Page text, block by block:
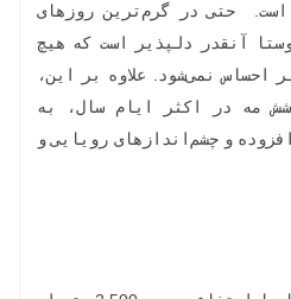
است. حتی در گرم‌ترین روزهای
آنقدر دلپذیر است که هیچ
احساس نمی‌شود. علاوه بر این،
مه در اکثر ایام سال، به
و چشم‌اندازهای رویایی و